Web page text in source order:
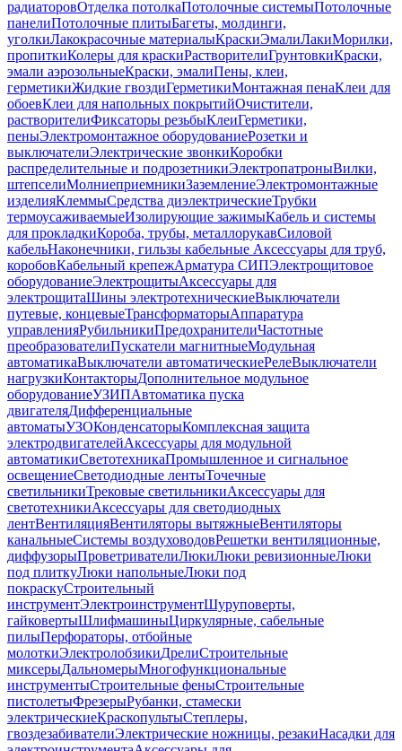
радиаторовОтделка потолкаПотолочные системыПотолочные
панелиПотолочные плитыБагеты, молдинги,
уголкиЛакокрасочные материалыКраскиЭмалиЛакиМорилки,
пропиткиКолеры для краскиРастворителиГрунтовкиКраски,
эмали аэрозольныеКраски, эмалиПены, клеи,
герметикиЖидкие гвоздиГерметикиМонтажная пенаКлеи для
обоевКлеи для напольных покрытийОчистители,
растворителиФиксаторы резьбыКлеиГерметики,
пеныЭлектромонтажное оборудованиеРозетки и
выключателиЭлектрические звонкиКоробки
распределительные и подрозетникиЭлектропатроныВилки,
штепселиМолниеприемникиЗаземлениеЭлектромонтажные
изделияКлеммыСредства диэлектрическиеТрубки
термоусаживаемыеИзолирующие зажимыКабель и системы
для прокладкиКороба, трубы, металлорукавСиловой
кабельНаконечники, гильзы кабельные Аксессуары для труб,
коробовКабельный крепежАрматура СИПЭлектрощитовое
оборудованиеЭлектрощитыАксессуары для
электрощитаШины электротехническиеВыключатели
путевые, концевыеТрансформаторыАппаратура
управленияРубильникиПредохранителиЧастотные
преобразователиПускатели магнитныеМодульная
автоматикаВыключатели автоматическиеРелеВыключатели
нагрузкиКонтакторыДополнительное модульное
оборудованиеУЗИПАвтоматика пуска
двигателяДифференциальные
автоматыУЗОКонденсаторыКомплексная защита
электродвигателейАксессуары для модульной
автоматикиСветотехникаПромышленное и сигнальное
освещениеСветодиодные лентыТочечные
светильникиТрековые светильникиАксессуары для
светотехникиАксессуары для светодиодных
лентВентиляцияВентиляторы вытяжныеВентиляторы
канальныеСистемы воздуховодовРешетки вентиляционные,
диффузорыПроветривателиЛюкиЛюки ревизионныеЛюки
под плиткуЛюки напольныеЛюки под
покраскуСтроительный
инструментЭлектроинструментШуруповерты,
гайковертыШлифмашиныЦиркулярные, сабельные
пилыПерфораторы, отбойные
молоткиЭлектролобзикиДрелиСтроительные
миксерыДальномерыМногофункциональные
инструментыСтроительные феныСтроительные
пистолетыФрезерыРубанки, стамески
электрическиеКраскопультыСтеплеры,
гвоздезабивателиЭлектрические ножницы, резакиНасадки для